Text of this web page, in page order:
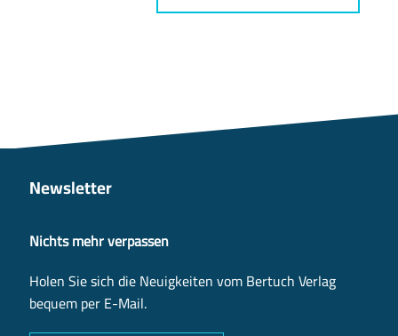
Newsletter
Nichts mehr verpassen
Holen Sie sich die Neuigkeiten vom Bertuch Verlag
bequem per E-Mail.